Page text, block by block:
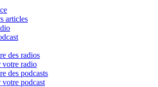
articles
des radios
votre radio
des podcasts
podcast